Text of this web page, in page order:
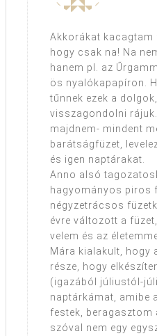
Akkorákat kacagtam
hogy csak na! Na
hanem pl. az
ös nyalókapapíron.
tűnnek ezek a
visszagondolni
majdnem- mindent
barátságfüzet,
és igen naptárakat.
Anno alsó
hagyományos piros
négyzetrácsos
évre változott a
velem és az
Mára kialakult, hogy
része, hogy
(igazából júliustól-
naptárkámat, amibe
festek, beragasztom
szóval nem egy